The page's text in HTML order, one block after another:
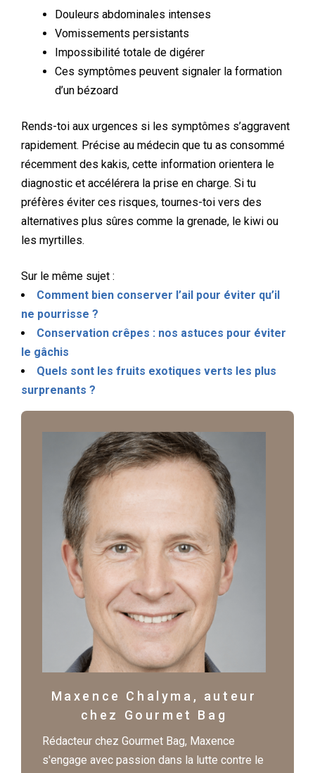
Douleurs abdominales intenses
Vomissements persistants
Impossibilité totale de digérer
Ces symptômes peuvent signaler la formation
d’un bézoard
Rends-toi aux urgences si les symptômes s’aggravent
rapidement. Précise au médecin que tu as consommé
récemment des kakis, cette information orientera le
diagnostic et accélérera la prise en charge. Si tu
préfères éviter ces risques, tournes-toi vers des
alternatives plus sûres comme la grenade, le kiwi ou
les myrtilles.
Sur le même sujet :
Comment bien conserver l’ail pour éviter qu’il
ne pourrisse ?
Conservation crêpes : nos astuces pour éviter
le gâchis
Quels sont les fruits exotiques verts les plus
surprenants ?
Maxence Chalyma, auteur
chez Gourmet Bag
Rédacteur chez Gourmet Bag, Maxence
s'engage avec passion dans la lutte contre le